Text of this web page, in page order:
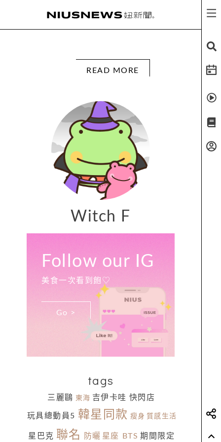
READ MORE
Witch F
Follow our IG
美食一次看到飽♡
Go >
tags
三麗鷗 東海 吉伊卡哇 快閃店
玩具總動員5 韓星同款 瘦身 質感生活
星巴克 聯名 防曬 星座 BTS 期間限定